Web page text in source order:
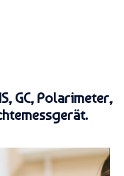
GC, Polarimeter,